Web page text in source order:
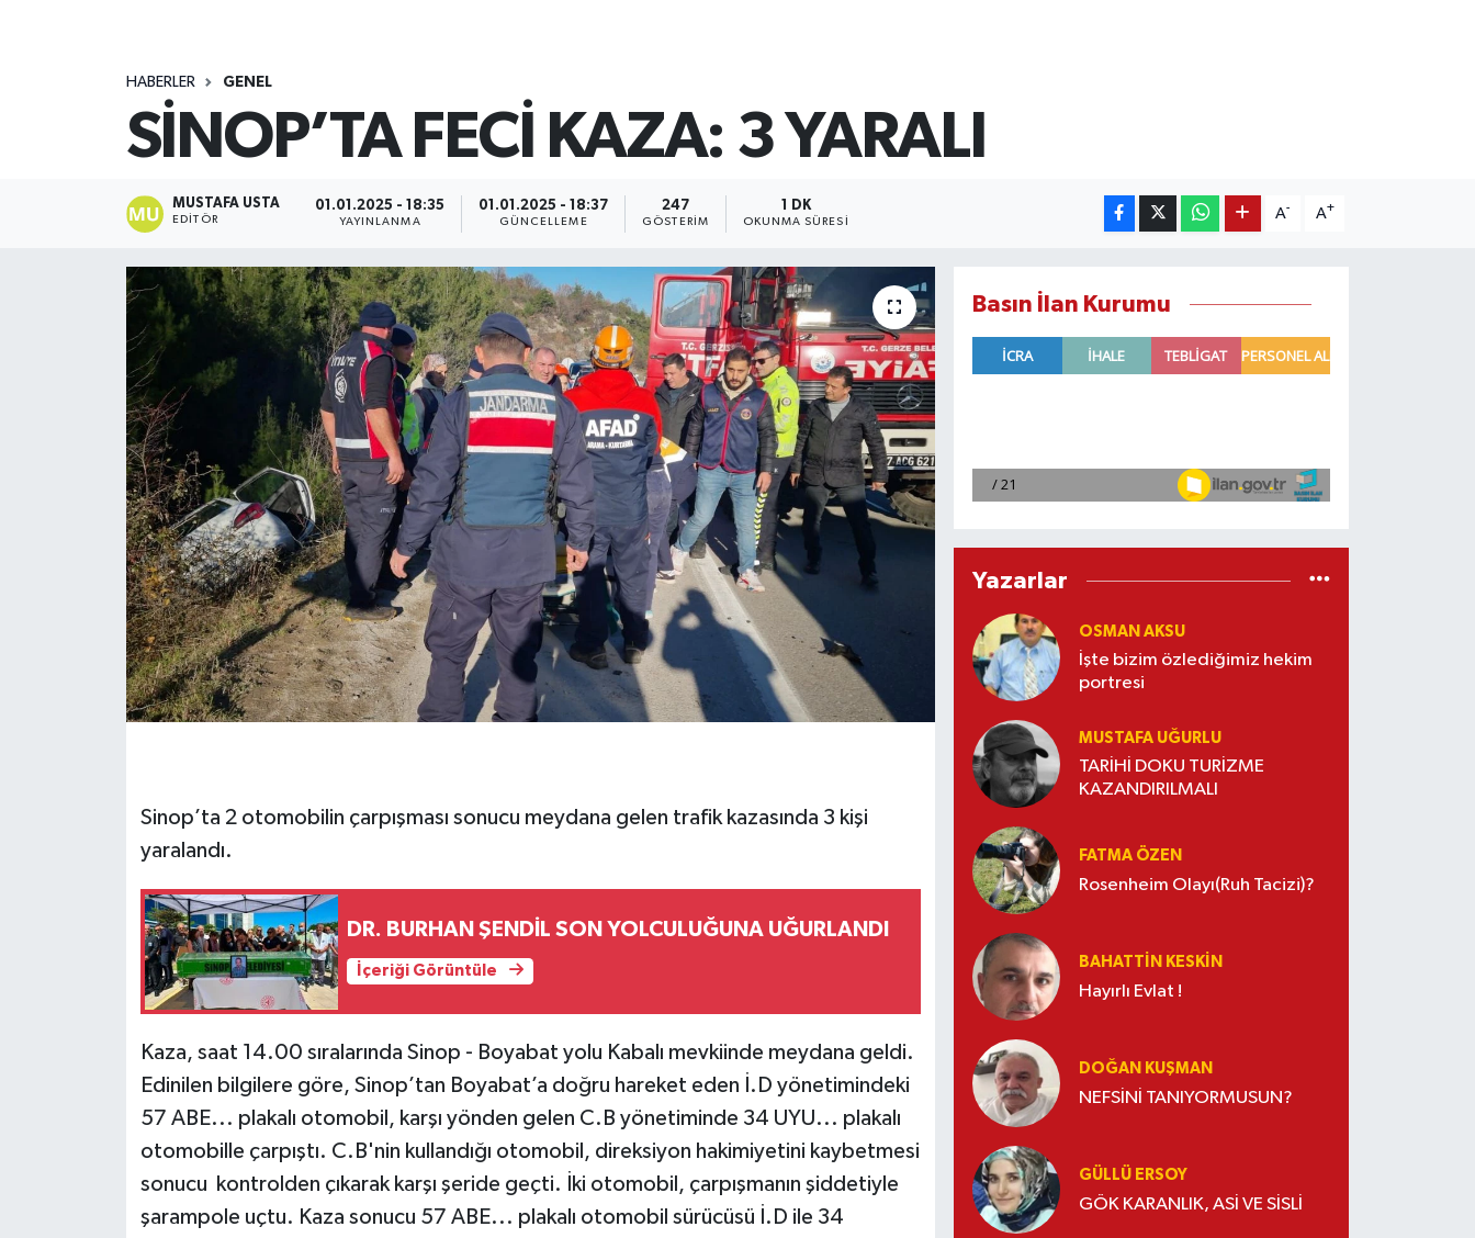
HABERLER GENEL
SİNOP’TA FECİ KAZA: 3 YARALI
MUSTAFA USTA
EDITÖR
01.01.2025 - 18:35
YAYINLANMA
01.01.2025 - 18:37
GÜNCELLEME
247
GÖSTERIM
1 DK
OKUNMA SÜRESI
A- A+
Sinop’ta 2 otomobilin çarpışması sonucu meydana gelen trafik kazasında 3 kişi
yaralandı.
DR. BURHAN ŞENDİL SON YOLCULUĞUNA UĞURLANDI
İçeriği Görüntüle
Kaza, saat 14.00 sıralarında Sinop - Boyabat yolu Kabalı mevkiinde meydana geldi.
Edinilen bilgilere göre, Sinop’tan Boyabat’a doğru hareket eden İ.D yönetimindeki
57 ABE... plakalı otomobil, karşı yönden gelen C.B yönetiminde 34 UYU... plakalı
otomobille çarpıştı. C.B'nin kullandığı otomobil, direksiyon hakimiyetini kaybetmesi
sonucu kontrolden çıkarak karşı şeride geçti. İki otomobil, çarpışmanın şiddetiyle
şarampole uçtu. Kaza sonucu 57 ABE... plakalı otomobil sürücüsü İ.D ile 34
Basın İlan Kurumu
Yazarlar
OSMAN AKSU
İşte bizim özlediğimiz hekim
portresi
MUSTAFA UĞURLU
TARİHİ DOKU TURİZME
KAZANDIRILMALI
FATMA ÖZEN
Rosenheim Olayı(Ruh Tacizi)?
BAHATTIN KESKİN
Hayırlı Evlat !
DOĞAN KUŞMAN
NEFSİNİ TANIYORMUSUN?
GÜLLÜ ERSOY
GÖK KARANLIK, ASİ VE SİSLİ